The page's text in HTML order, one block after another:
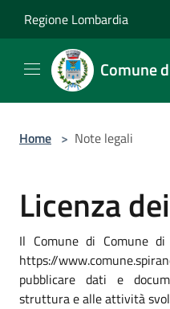
Regione Lombardia
Comune
Home > Note legali
Licenza
Il Comune di Comune
https://
pubblicare dati e
struttura e alle attività